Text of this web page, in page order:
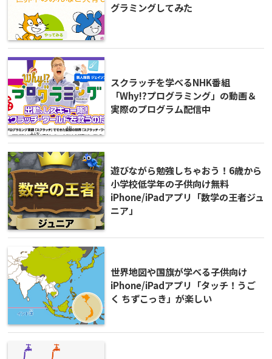
グラミングしてみた
スクラッチを学べるNHK番組
「Why!?プログラミング」の動画＆
実際のプログラム配信中
遊びながら勉強しちゃおう！6歳から
小学校低学年の子供向け無料
iPhone/iPadアプリ「数学の王者ジュ
ニア」
世界地図や国旗が学べる子供向け
iPhone/iPadアプリ「タッチ！うご
く ちずこっき」が楽しい